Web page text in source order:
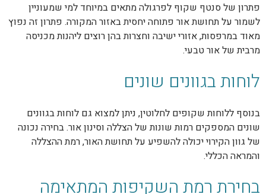
פתרון של סנטף שקוף לפרגולה מתאים במיוחד למי שמעוניין
לשמור על תחושת אור פתוחה יחסית באזור המקורה. פתרון זה נפוץ
מאוד במרפסות, אזורי ישיבה וחצרות בהן רוצים ליהנות מכניסה
מרבית של אור טבעי.
לוחות בגוונים שונים
בנוסף ללוחות שקופים לחלוטין, ניתן למצוא גם לוחות בגוונים
שונים המספקים רמות שונות של הצללה וסינון אור. בחירה נכונה
של גוון הקירוי יכולה להשפיע על תחושת האור, רמת ההצללה
והמראה הכללי.
בחירת רמת השקיפות המתאימה